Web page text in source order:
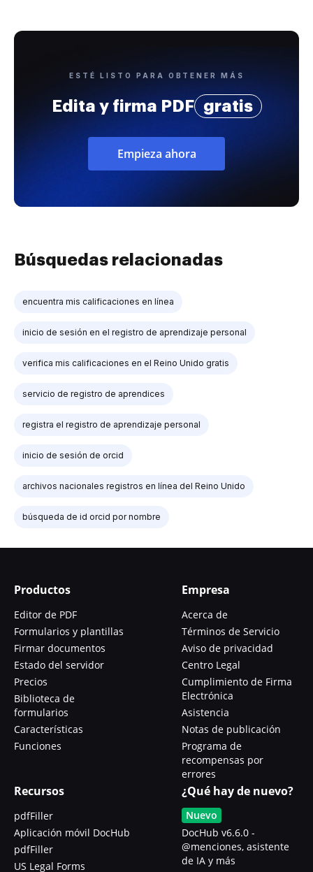
ESTÉ LISTO PARA OBTENER MÁS
Edita y firma PDF gratis
Empieza ahora
Búsquedas relacionadas
encuentra mis calificaciones en línea
inicio de sesión en el registro de aprendizaje personal
verifica mis calificaciones en el Reino Unido gratis
servicio de registro de aprendices
registra el registro de aprendizaje personal
inicio de sesión de orcid
archivos nacionales registros en línea del Reino Unido
búsqueda de id orcid por nombre
Productos
Editor de PDF
Formularios y plantillas
Firmar documentos
Estado del servidor
Precios
Biblioteca de
formularios
Características
Funciones
Empresa
Acerca de
Términos de Servicio
Aviso de privacidad
Centro Legal
Cumplimiento de Firma
Electrónica
Asistencia
Notas de publicación
Programa de
recompensas por
errores
Recursos
pdfFiller
Aplicación móvil DocHub
pdfFiller
US Legal Forms
¿Qué hay de nuevo?
Nuevo
DocHub v6.6.0 -
@menciones, asistente
de IA y más